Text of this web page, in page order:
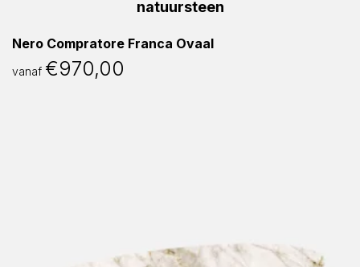
Nero Compratore Franca Ovaal
vanaf €970,00